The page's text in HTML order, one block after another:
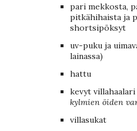
pari mekkosta,
pitkähihaista ja
shortsipöksyt
uv-puku ja
lainassa)
hattu
kevyt villahaalari
kylmien öiden
villasukat